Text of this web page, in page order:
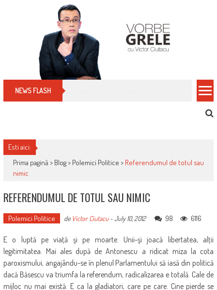
NEWS FLASH Cum îți schimbi, rapid, gratuit și eficient,
Esti aici:
Prima pagină > Blog> Polemici Politice > Referendumul de totul sau
nimic
REFERENDUMUL DE TOTUL SAU NIMIC
Polemici Politice de Victor Ciutacu-July 10, 2012 98 6116
E o luptă pe viaţă şi pe moarte. Unii-şi joacă libertatea, alţii
legitimitatea. Mai ales după de Antonescu a ridicat miza la cota
paroxismului, angajându-se în plenul Parlamentului să iasă din politică
dacă Băsescu va triumfa la referendum, radicalizarea e totală. Cale de
mijloc nu mai există. E ca la gladiatori, care pe care. Cine pierde se